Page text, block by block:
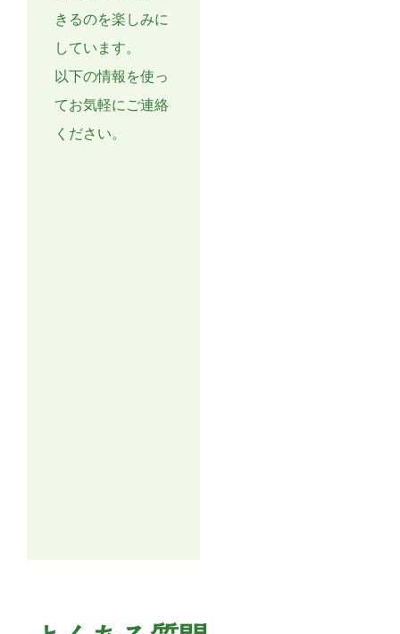
きるのを楽しみに
しています。
以下の情報を使っ
てお気軽にご連絡
ください。